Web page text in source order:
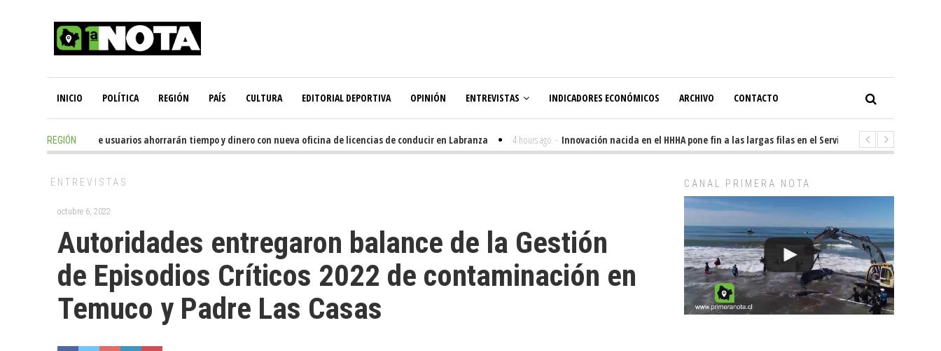
INICIO POLÍTICA REGIÓN PAÍS CULTURA EDITORIAL DEPORTIVA OPINIÓN ENTREVISTAS INDICADORES ECONÓMICOS ARCHIVO CONTACTO
REGIÓN
- Miles de usuarios ahorrarán tiempo y dinero con nueva oficina de licencias de conducir en Labranza 4 hours ago - Innovación nacida en el HHHA pone fin a las largas filas en el Servicio de Imagenología
ENTREVISTAS
octubre 6, 2022
Autoridades entregaron balance de la Gestión
de Episodios Críticos 2022 de contaminación en
Temuco y Padre Las Casas
CANAL PRIMERA NOTA